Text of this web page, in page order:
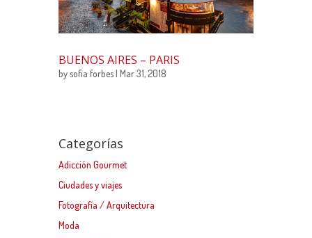
BUENOS AIRES – PARIS
bysofia forbes| Mar 31, 2018
Categorías
Adicción Gourmet
Ciudades y viajes
Fotografía / Arquitectura
Moda